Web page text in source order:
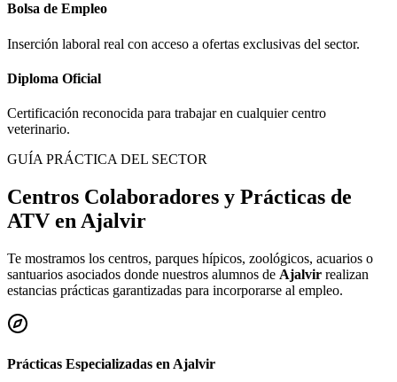
Bolsa de Empleo
Inserción laboral real con acceso a ofertas exclusivas del sector.
Diploma Oficial
Certificación reconocida para trabajar en cualquier centro
veterinario.
GUÍA PRÁCTICA DEL SECTOR
Centros Colaboradores y Prácticas de
ATV en Ajalvir
Te mostramos los centros, parques hípicos, zoológicos, acuarios o
santuarios asociados donde nuestros alumnos de Ajalvir realizan
estancias prácticas garantizadas para incorporarse al empleo.
Prácticas Especializadas en Ajalvir